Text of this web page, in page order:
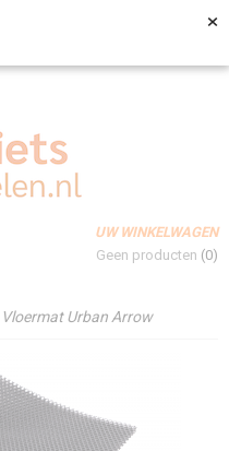
×
UW WINKELWAGEN
Geen producten (0)
Vloermat Urban Arrow